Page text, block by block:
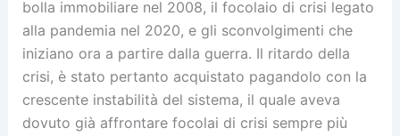
bolla immobiliare nel 2008, il focolaio di crisi legato
alla pandemia nel 2020, e gli sconvolgimenti che
iniziano ora a partire dalla guerra. Il ritardo della
crisi, è stato pertanto acquistato pagandolo con la
crescente instabilità del sistema, il quale aveva
dovuto già affrontare focolai di crisi sempre più